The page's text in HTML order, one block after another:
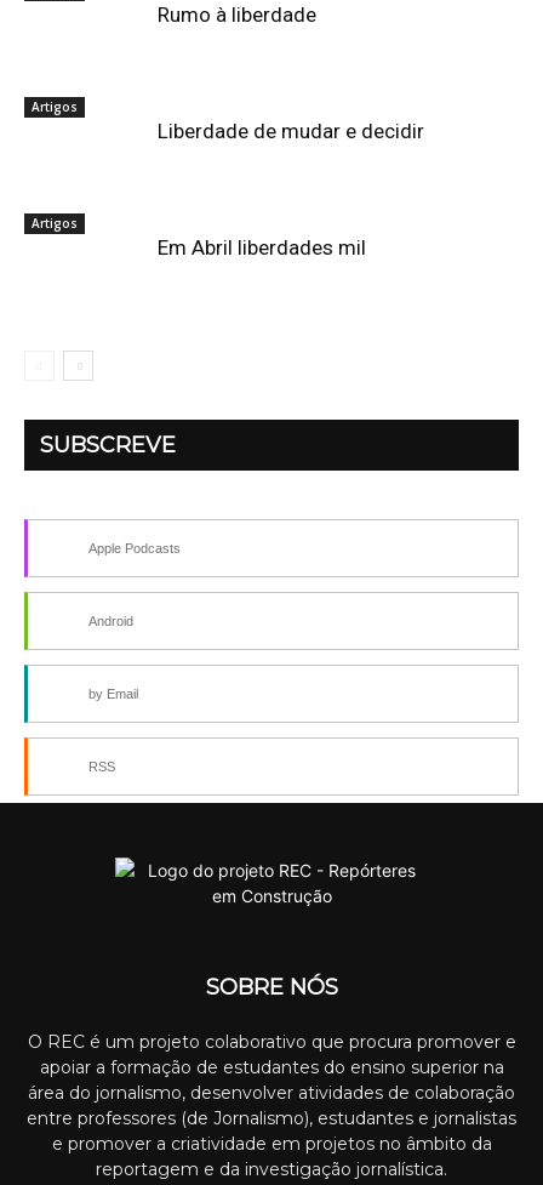
Rumo à liberdade
Artigos
Liberdade de mudar e decidir
Artigos
Em Abril liberdades mil
SUBSCREVE
Apple Podcasts
Android
by Email
RSS
SOBRE NÓS
O REC é um projeto colaborativo que procura promover e
apoiar a formação de estudantes do ensino superior na
área do jornalismo, desenvolver atividades de colaboração
entre professores (de Jornalismo), estudantes e jornalistas
e promover a criatividade em projetos no âmbito da
reportagem e da investigação jornalística.